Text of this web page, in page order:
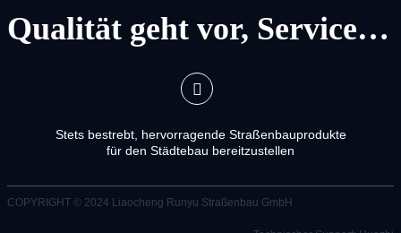
Qualität geht vor, Service geht vor
Stets bestrebt, hervorragende Straßenbauprodukte
für den Städtebau bereitzustellen
COPYRIGHT © 2024 Liaocheng Runyu Straßenbau GmbH